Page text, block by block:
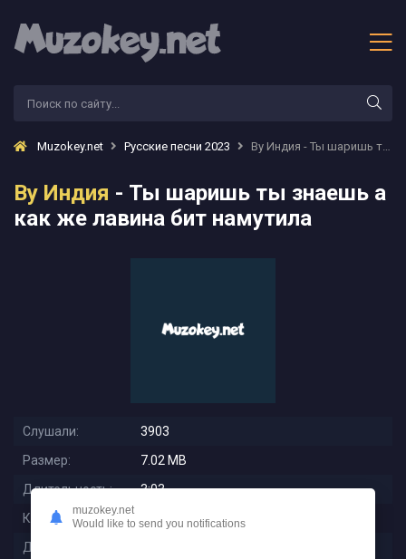
Muzokey.net Русские песни 2023 By Индия - Ты шаришь ты знаешь а как же лавина бит намутила
By Индия - Ты шаришь ты знаешь а
как же лавина бит намутила
Слушали:
3903
Размер:
7.02 MB
Длительность:
3:03
Качество:
320 kbps
Дата релиза:
muzokey.net
Would like to send you notifications